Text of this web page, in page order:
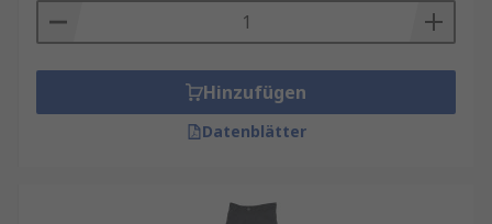
Hinzufügen
Datenblätter